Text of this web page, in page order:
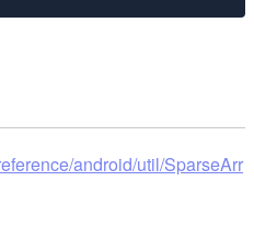
android/util/SparseArr